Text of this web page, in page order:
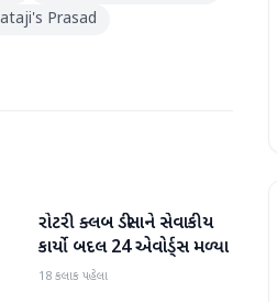
Prasad
બનાસકાંઠા
રોટરી ક્લબ ડીસાને સેવાકીય
કાર્યો બદલ 24 એવોર્ડ્સ મળ્યા
18 કલાક પહેલા